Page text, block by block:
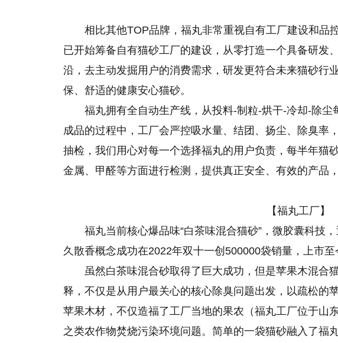
相比其他TOP品牌，福丸非常重视自有工厂建设和品
已开始筹备自有猫砂工厂的建设，从零打造一个具备研发
沿，去主动发掘用户的消费需求，研发更符合未来猫砂行
保、舒适的健康安心猫砂。
福丸拥有全自动生产线，从投料-制粒-烘干-冷却-除
成品的过程中，工厂会严控吸水量、结团、扬尘、除臭率
抽检，我们用心对每一个选择福丸的用户负责，每半年猫
金属、甲醛等方面进行检测，提供真正安全、有效的产品
【福丸工厂】
福丸当前核心爆品味“白茶味混合猫砂”，微胶囊科技
久散香概念成功在2022年双十一创500000袋销量，上市至
虽然白茶味混合砂取得了巨大成功，但是苹果木混合
释，不仅是从用户最关心的核心除臭问题出发，以疏松的
苹果木材，不仅造福了工厂当地的果农（福丸工厂位于山
之类农作物焚烧污染环境问题。简单的一袋猫砂融入了福